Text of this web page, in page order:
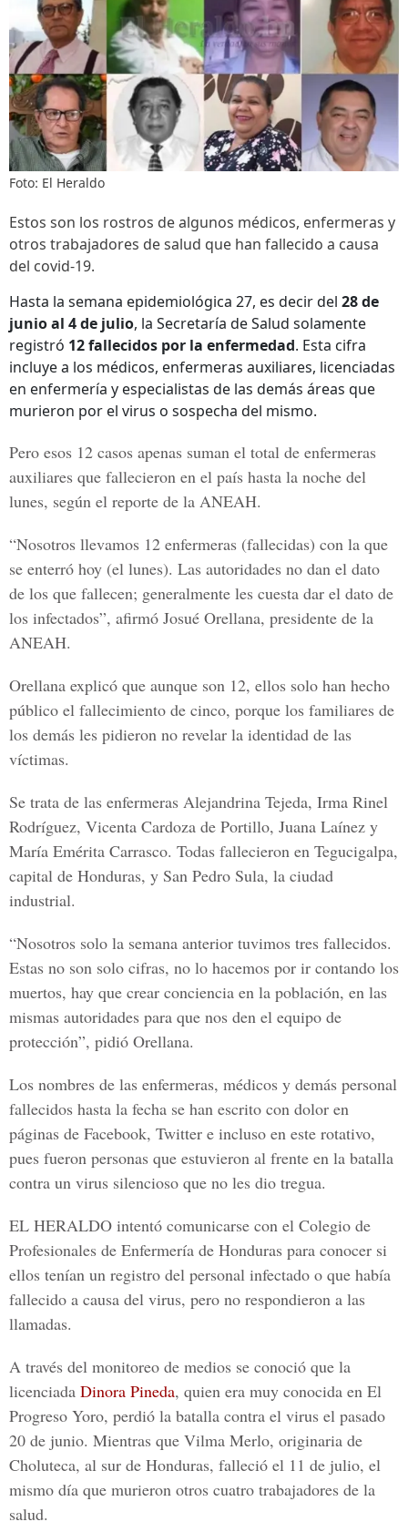
Foto: El Heraldo
Estos son los rostros de algunos médicos, enfermeras y
otros trabajadores de salud que han fallecido a causa
del covid-19.
Hasta la semana epidemiológica 27, es decir del 28 de
junio al 4 de julio, la Secretaría de Salud solamente
registró 12 fallecidos por la enfermedad. Esta cifra
incluye a los médicos, enfermeras auxiliares, licenciadas
en enfermería y especialistas de las demás áreas que
murieron por el virus o sospecha del mismo.
Pero esos 12 casos apenas suman el total de enfermeras
auxiliares que fallecieron en el país hasta la noche del
lunes, según el reporte de la ANEAH.
“Nosotros llevamos 12 enfermeras (fallecidas) con la que
se enterró hoy (el lunes). Las autoridades no dan el dato
de los que fallecen; generalmente les cuesta dar el dato de
los infectados”, afirmó Josué Orellana, presidente de la
ANEAH.
Orellana explicó que aunque son 12, ellos solo han hecho
público el fallecimiento de cinco, porque los familiares de
los demás les pidieron no revelar la identidad de las
víctimas.
Se trata de las enfermeras Alejandrina Tejeda, Irma Rinel
Rodríguez, Vicenta Cardoza de Portillo, Juana Laínez y
María Emérita Carrasco. Todas fallecieron en Tegucigalpa,
capital de Honduras, y San Pedro Sula, la ciudad
industrial.
“Nosotros solo la semana anterior tuvimos tres fallecidos.
Estas no son solo cifras, no lo hacemos por ir contando los
muertos, hay que crear conciencia en la población, en las
mismas autoridades para que nos den el equipo de
protección”, pidió Orellana.
Los nombres de las enfermeras, médicos y demás personal
fallecidos hasta la fecha se han escrito con dolor en
páginas de Facebook, Twitter e incluso en este rotativo,
pues fueron personas que estuvieron al frente en la batalla
contra un virus silencioso que no les dio tregua.
EL HERALDO intentó comunicarse con el Colegio de
Profesionales de Enfermería de Honduras para conocer si
ellos tenían un registro del personal infectado o que había
fallecido a causa del virus, pero no respondieron a las
llamadas.
A través del monitoreo de medios se conoció que la
licenciada Dinora Pineda, quien era muy conocida en El
Progreso Yoro, perdió la batalla contra el virus el pasado
20 de junio. Mientras que Vilma Merlo, originaria de
Choluteca, al sur de Honduras, falleció el 11 de julio, el
mismo día que murieron otros cuatro trabajadores de la
salud.